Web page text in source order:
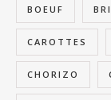
BOEUF
CAROTTES
CHORIZO